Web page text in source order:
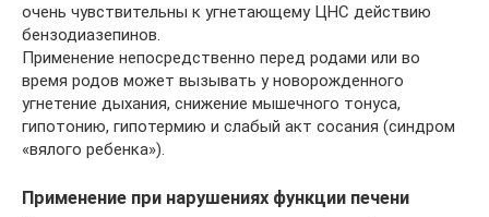
очень чувствительны к угнетающему ЦНС действию
бензодиазепинов.
Применение непосредственно перед родами или во
время родов может вызывать у новорожденного
угнетение дыхания, снижение мышечного тонуса,
гипотонию, гипотермию и слабый акт сосания (синдром
«вялого ребенка»).
Применение при нарушениях функции печени